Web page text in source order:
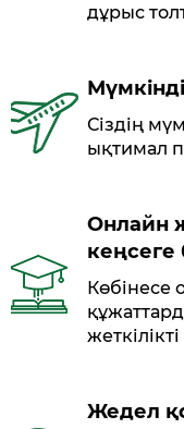
дұрыс
Сіздің
ықтимал
Онлайн
кеңсеге
Көбінесе
жеткілікті
Жедел